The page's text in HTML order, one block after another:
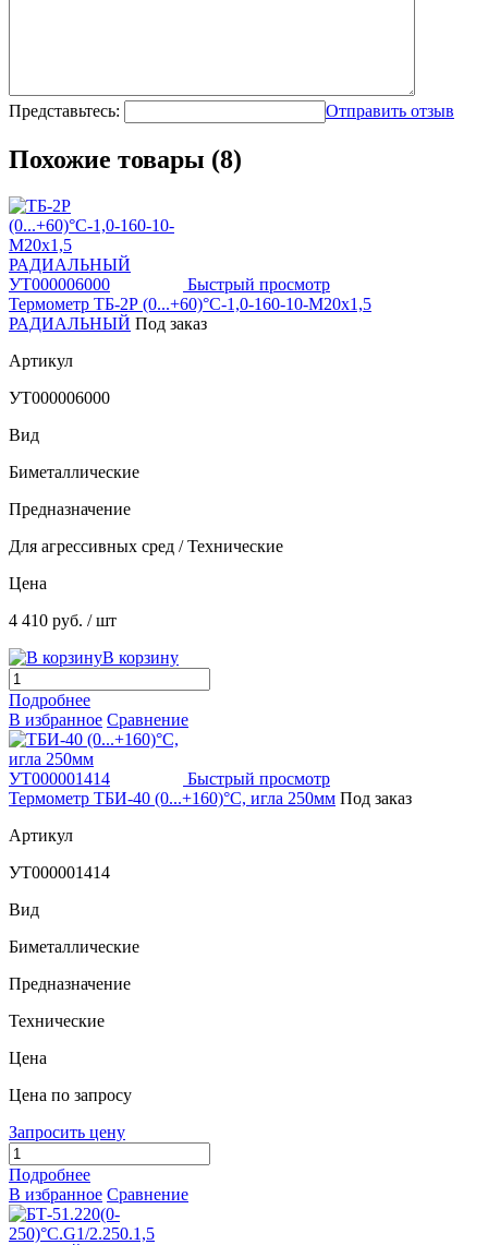
Представьтесь: Отправить отзыв
Похожие товары (8)
Быстрый просмотр
Термометр ТБ-2Р (0...+60)°С-1,0-160-10-М20х1,5
РАДИАЛЬНЫЙ Под заказ
Артикул
УТ000006000
Вид
Биметаллические
Предназначение
Для агрессивных сред / Технические
Цена
4 410 руб. / шт
В корзину
Подробнее
В избранное Сравнение
Быстрый просмотр
Термометр ТБИ-40 (0...+160)°С, игла 250мм Под заказ
Артикул
УТ000001414
Вид
Биметаллические
Предназначение
Технические
Цена
Цена по запросу
Запросить цену
Подробнее
В избранное Сравнение